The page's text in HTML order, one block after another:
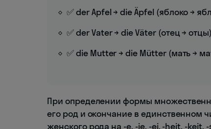
✅ der Apfel → die Äpfel (яблоко →
✅ der Vater → die Väter (отец → отцы)
✅ die Mutter → die Mütter (мать →
При определении формы
его род и окончание в единственном
женского рода на -e, -ie, -ei, -heit, -